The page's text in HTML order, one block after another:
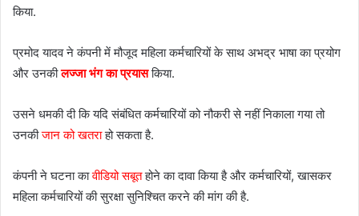
किया.
प्रमोद यादव ने कंपनी में मौजूद महिला कर्मचारियों के साथ अभद्र भाषा का प्रयोग
और उनकीलज्जा भंग का प्रयास किया.
उसने धमकी दी कि यदि संबंधित कर्मचारियों को नौकरी से नहीं निकाला गया तो
उनकीजान को खतराहो सकता है.
कंपनी ने घटना कावीडियो सबूतहोने का दावा किया है और कर्मचारियों, खासकर
महिला कर्मचारियों की सुरक्षा सुनिश्चित करने की मांग की है.